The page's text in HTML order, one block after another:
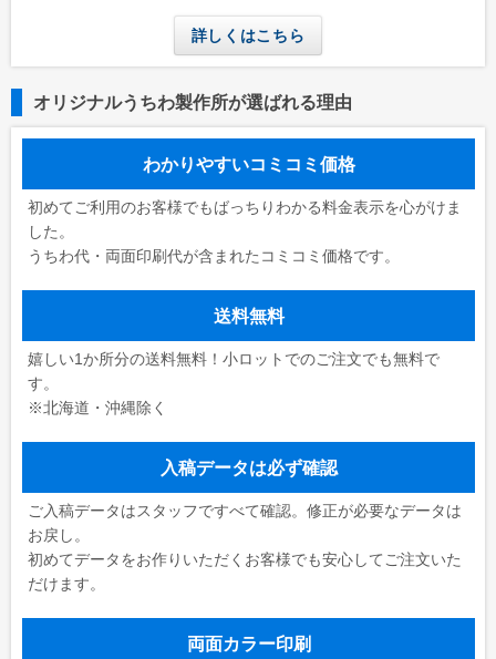
HOW TO うちわ作り
デザインのコツ
うちわ広告について
グループサイト
レスタス
封筒印刷製作所
名入れタオル製作所
印鑑・ゴム印製作所
お名前シール製作所
詳しくはこちら
オリジナルうちわ製作所が選ばれる理由
わかりやすいコミコミ価格
初めてご利用のお客様でもばっちりわかる料金表示を心がけま
した。
うちわ代・両面印刷代が含まれたコミコミ価格です。
送料無料
嬉しい1か所分の送料無料！小ロットでのご注文でも無料で
す。
※北海道・沖縄除く
入稿データは必ず確認
ご入稿データはスタッフですべて確認。修正が必要なデータは
お戻し。
初めてデータをお作りいただくお客様でも安心してご注文いた
だけます。
両面カラー印刷